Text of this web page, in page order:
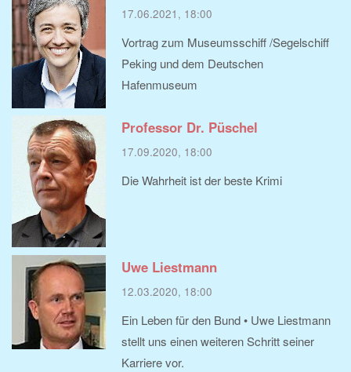
17.06.2021, 18:00
Vortrag zum Museumsschiff /Segelschiff
Peking und dem Deutschen
Hafenmuseum
Professor Dr. Püschel
17.09.2020, 18:00
Die Wahrheit ist der beste Krimi
Uwe Liestmann
12.03.2020, 18:00
Ein Leben für den Bund • Uwe Liestmann
stellt uns einen weiteren Schritt seiner
Karriere vor.